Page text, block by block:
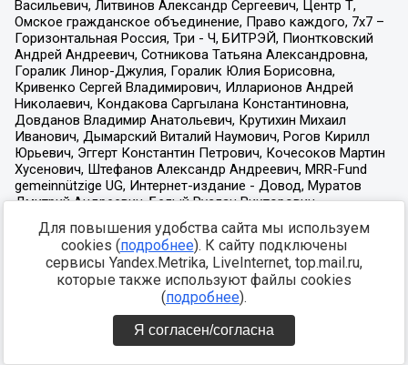
Для повышения удобства сайта мы используем
cookies (подробнее). К сайту подключены
сервисы Yandex.Metrika, LiveInternet, top.mail.ru,
которые также используют файлы cookies
(подробнее).
Я согласен/согласна